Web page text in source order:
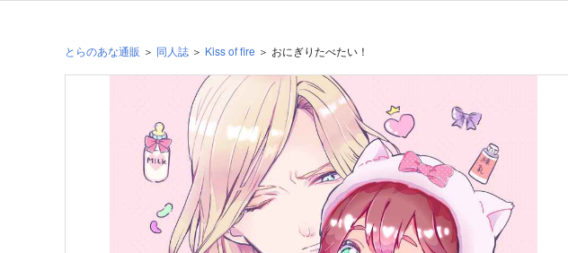
とらのあな通販 同人誌 Kiss of fire おにぎりたべたい！